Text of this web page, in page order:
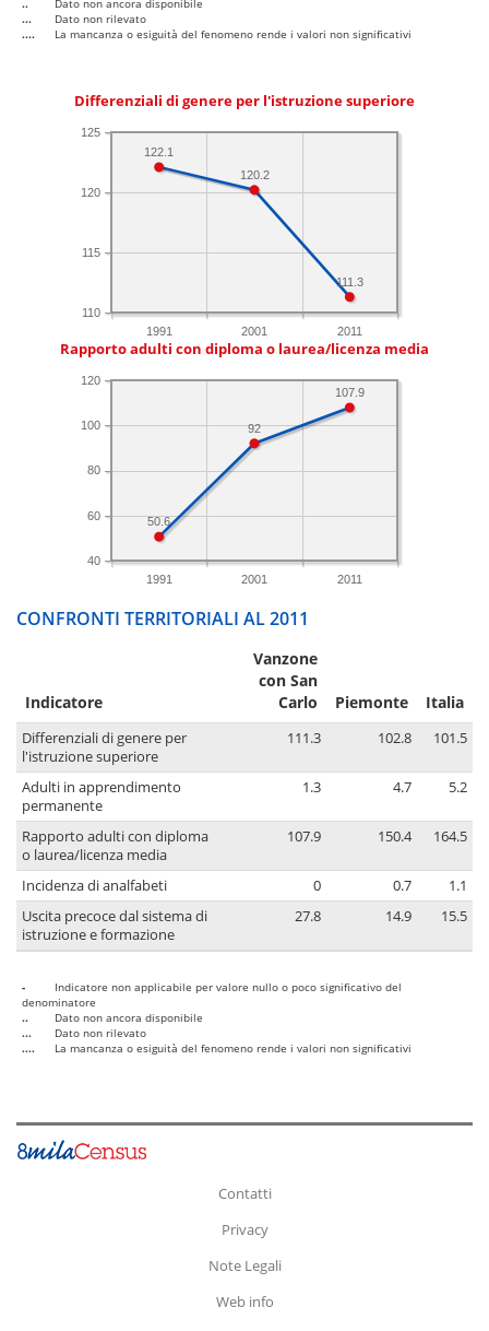
..
Dato non ancora disponibile
...
Dato non rilevato
....
La mancanza o esiguità del fenomeno rende i valori non significativi
Differenziali di genere per l'istruzione superiore
1991 2001 2011
110
115
120
125
111.3
120.2
122.1
Rapporto adulti con diploma o laurea/licenza media
1991 2001 2011
40
60
80
100
120
107.9
92
50.6
CONFRONTI TERRITORIALI AL 2011
Indicatore
Vanzone
con San
Carlo
Piemonte Italia
Differenziali di genere per
l'istruzione superiore
111.3 102.8 101.5
Adulti in apprendimento
permanente
1.3 4.7 5.2
Rapporto adulti con diploma
o laurea/licenza media
107.9 150.4 164.5
Incidenza di analfabeti 0 0.7
1.1
Uscita precoce dal sistema di
istruzione e formazione
27.8 14.9 15.5
-
Indicatore non applicabile per valore nullo o poco significativo del
denominatore
..
Dato non ancora disponibile
...
Dato non rilevato
....
La mancanza o esiguità del fenomeno rende i valori non significativi
Contatti
Privacy
Note Legali
Web info